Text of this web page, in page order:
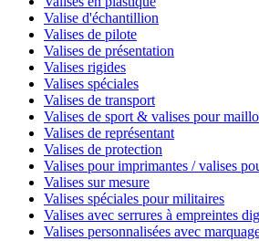
Valise d'échantillion
Valises de pilote
Valises de présentation
Valises rigides
Valises spéciales
Valises de transport
Valises de sport & valises pour
Valises de représentant
Valises de protection
Valises pour imprimantes / valises
Valises sur mesure
Valises spéciales pour militaires
Valises avec serrures à empreintes
Valises personnalisées avec